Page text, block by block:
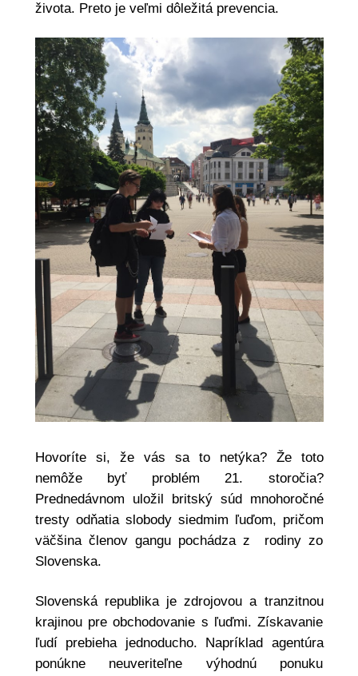
života. Preto je veľmi dôležitá prevencia.
Hovoríte si, že vás sa to netýka? Že toto
nemôže byť problém 21. storočia?
Prednedávnom uložil britský súd mnohoročné
tresty odňatia slobody siedmim ľuďom, pričom
väčšina členov gangu pochádza z rodiny zo
Slovenska.
Slovenská republika je zdrojovou a tranzitnou
krajinou pre obchodovanie s ľuďmi. Získavanie
ľudí prebieha jednoducho. Napríklad agentúra
ponúkne neuveriteľne výhodnú ponuku